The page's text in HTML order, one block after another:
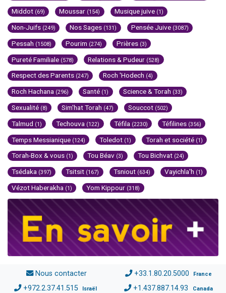
Middot (69) Moussar (154) Musique juive (1)
Non-Juifs (249) Nos Sages (131) Pensée Juive (3087)
Pessah (1508) Pourim (274) Prières (3)
Pureté Familiale (578) Relations & Pudeur (528)
Respect des Parents (247) Roch 'Hodech (4)
Roch Hachana (296) Santé (1) Science & Torah (33)
Sexualité (8) Sim'hat Torah (47) Souccot (502)
Talmud (1) Techouva (122) Téfila (2230) Téfilines (356)
Temps Messianique (124) Toledot (1) Torah et société (1)
Torah-Box & vous (1) Tou Béav (3) Tou Bichvat (24)
Tsédaka (397) Tsitsit (167) Tsniout (634) Vayichla'h (1)
Vézot Haberakha (1) Yom Kippour (318)
Nous contacter +33.1.80.20.5000 France
+972.2.37.41.515 Israël +1.437.887.14.93 Canada